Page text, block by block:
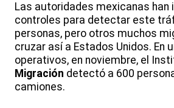
Las autoridades mexicanas han
controles para detectar este
personas, pero otros muchos
cruzar así a Estados Unidos. En
operativos, en noviembre, el
Migración detectó a 600
camiones.